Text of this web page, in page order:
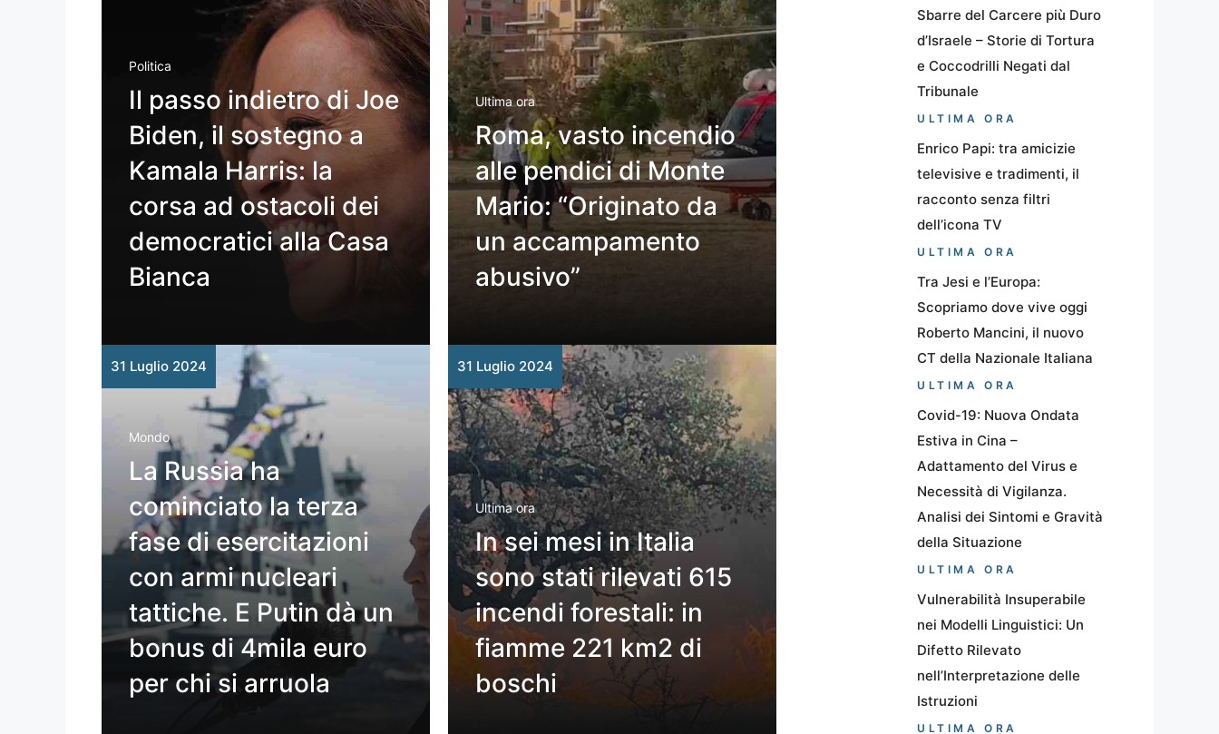
Politica
Il passo indietro di Joe
Biden, il sostegno a
Kamala Harris: la
corsa ad ostacoli dei
democratici alla Casa
Bianca
Ultima ora
Roma, vasto incendio
alle pendici di Monte
Mario: “Originato da
un accampamento
abusivo”
31 Luglio 2024
Mondo
La Russia ha
cominciato la terza
fase di esercitazioni
con armi nucleari
tattiche. E Putin dà un
bonus di 4mila euro
per chi si arruola
31 Luglio 2024
Ultima ora
In sei mesi in Italia
sono stati rilevati 615
incendi forestali: in
fiamme 221 km2 di
boschi
Sbarre del Carcere più Duro
d’Israele – Storie di Tortura
e Coccodrilli Negati dal
Tribunale
ULTIMA ORA
Enrico Papi: tra amicizie
televisive e tradimenti, il
racconto senza filtri
dell’icona TV
ULTIMA ORA
Tra Jesi e l’Europa:
Scopriamo dove vive oggi
Roberto Mancini, il nuovo
CT della Nazionale Italiana
ULTIMA ORA
Covid-19: Nuova Ondata
Estiva in Cina –
Adattamento del Virus e
Necessità di Vigilanza.
Analisi dei Sintomi e Gravità
della Situazione
ULTIMA ORA
Vulnerabilità Insuperabile
nei Modelli Linguistici: Un
Difetto Rilevato
nell’Interpretazione delle
Istruzioni
ULTIMA ORA